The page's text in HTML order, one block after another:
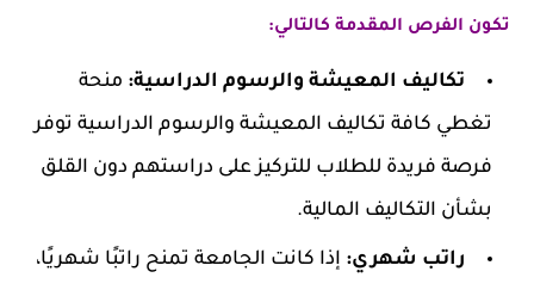
تكون الفرص المقدمة كالتالي:
تكاليف المعيشة والرسوم الدراسية: منحة
تغطي كافة تكاليف المعيشة والرسوم الدراسية توفر
فرصة فريدة للطلاب للتركيز على دراستهم دون القلق
بشأن التكاليف المالية.
راتب شهري: إذا كانت الجامعة تمنح راتبًا شهريًا،